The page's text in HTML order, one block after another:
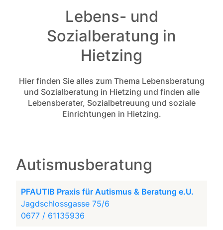
Lebens- und
Sozialberatung in
Hietzing
Hier finden Sie alles zum Thema Lebensberatung
und Sozialberatung in Hietzing und finden alle
Lebensberater, Sozialbetreuung und soziale
Einrichtungen in Hietzing.
Autismusberatung
PFAUTIB Praxis für Autismus & Beratung e.U.
Jagdschlossgasse 75/6
0677 / 61135936